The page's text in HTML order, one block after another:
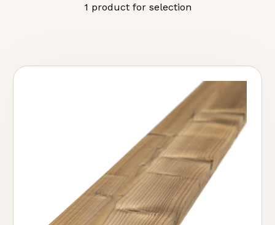
1 product for selection